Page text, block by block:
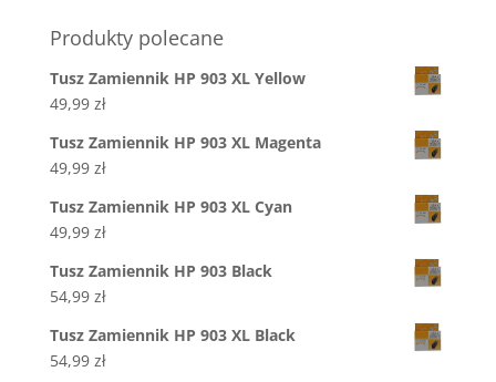
Produkty polecane
Tusz Zamiennik HP 903 XL Yellow
49,99 zł
Tusz Zamiennik HP 903 XL Magenta
49,99 zł
Tusz Zamiennik HP 903 XL Cyan
49,99 zł
Tusz Zamiennik HP 903 Black
54,99 zł
Tusz Zamiennik HP 903 XL Black
54,99 zł